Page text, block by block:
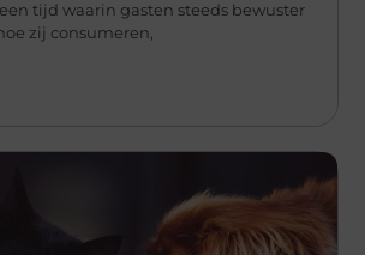
tijd waarin gasten steeds bewuster
zij consumeren,